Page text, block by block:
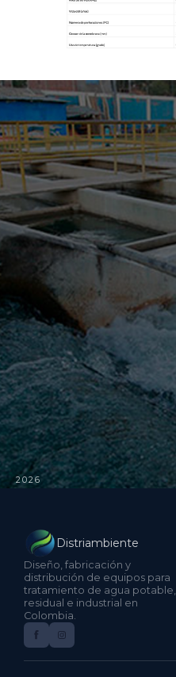
2026
Distriambiente
Diseño, fabricación y
distribución de equipos para
tratamiento de agua potable,
residual e industrial en
Colombia.